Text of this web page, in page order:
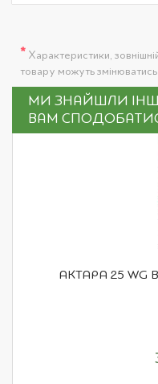
* Характеристики,
товару можуть
МИ ЗНАЙШЛИ
ВАМ
АКТАРА 25 WG